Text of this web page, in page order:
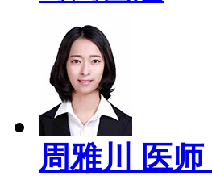
周雅川 医师